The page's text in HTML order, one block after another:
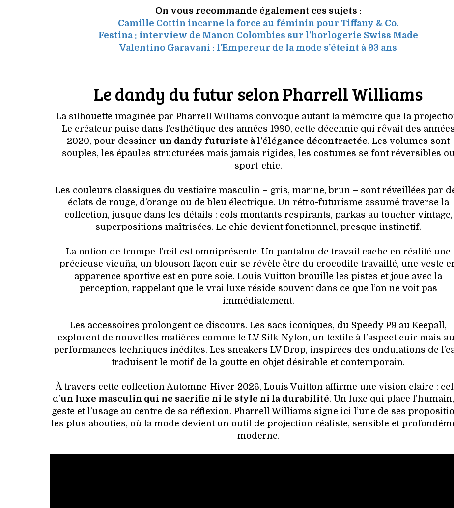
On vous recommande également ces sujets :
Camille Cottin incarne la force au féminin pour Tiffany & Co.
Festina : interview de Manon Colombies sur l’horlogerie Swiss Made
Valentino Garavani : l’Empereur de la mode s’éteint à 93 ans
Le dandy du futur selon Pharrell Williams
La silhouette imaginée par Pharrell Williams convoque autant la mémoire que la
Le créateur puise dans l’esthétique des années 1980, cette décennie qui rêvait des années
2020, pour dessinerun dandy futuriste à l’élégance décontractée. Les volumes sont
souples, les épaules structurées mais jamais rigides, les costumes se font réversibles ou
sport-chic.
Les couleurs classiques du vestiaire masculin – gris, marine, brun – sont réveillées par
éclats de rouge, d’orange ou de bleu électrique. Un rétro-futurisme assumé traverse la
collection, jusque dans les détails : cols montants respirants, parkas au toucher vintage,
superpositions maîtrisées. Le chic devient fonctionnel, presque instinctif.
La notion de trompe-l’œil est omniprésente. Un pantalon de travail cache en réalité une
précieuse vicuña, un blouson façon cuir se révèle être du crocodile travaillé, une veste
apparence sportive est en pure soie. Louis Vuitton brouille les pistes et joue avec la
perception, rappelant que le vrai luxe réside souvent dans ce que l’on ne voit pas
immédiatement.
Les accessoires prolongent ce discours. Les sacs iconiques, du Speedy P9 au Keepall,
explorent de nouvelles matières comme le LV Silk-Nylon, un textile à l’aspect cuir mais
performances techniques inédites. Les sneakers LV Drop, inspirées des ondulations de
traduisent le motif de la goutte en objet désirable et contemporain.
À travers cette collection Automne-Hiver 2026, Louis Vuitton affirme une vision claire :
d’un luxe masculin qui ne sacrifie ni le style ni la durabilité. Un luxe qui place
geste et l’usage au centre de sa réflexion. Pharrell Williams signe ici l’une de ses
les plus abouties, où la mode devient un outil de projection réaliste, sensible et
moderne.